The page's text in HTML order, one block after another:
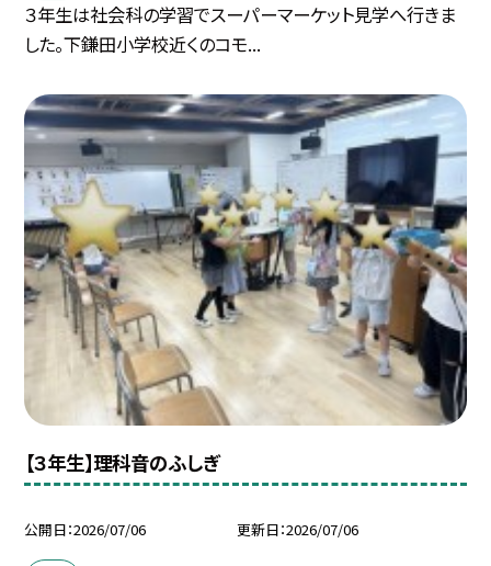
３年生は社会科の学習でスーパーマーケット見学へ行きま
した。下鎌田小学校近くのコモ...
【３年生】理科音のふしぎ
公開日 2026/07/06 更新日 2026/07/06